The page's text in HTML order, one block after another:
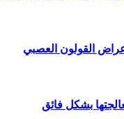
القولون العصبي